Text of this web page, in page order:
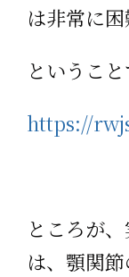
は非常に困
ということ
https://
ところが
は、顎関